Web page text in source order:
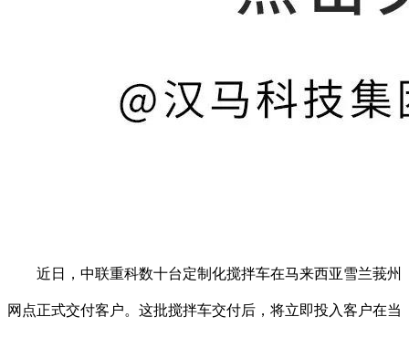
近日，中联重科数十台定制化搅拌车在马来西亚雪兰莪州
网点正式交付客户。这批搅拌车交付后，将立即投入客户在当